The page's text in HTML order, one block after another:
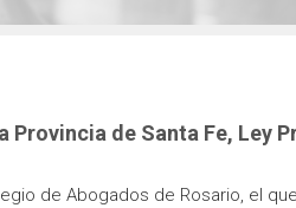
de Santa Fe, Ley
de Abogados de Rosario, el